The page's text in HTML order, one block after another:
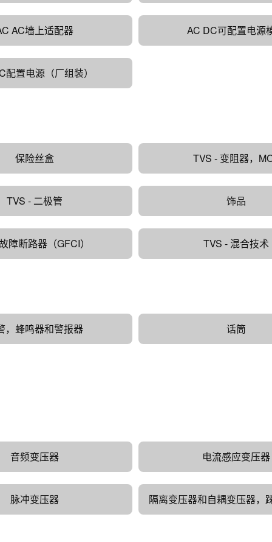
AC墙上适配器 AC DC可配置电源
配置电源（厂组装）
保险丝盒 TVS - 变阻器，
TVS - 二极管 饰品
障断路器（GFCI） TVS - 混合技术
，蜂鸣器和警报器 话筒
音频变压器 电流感应变压器
脉冲变压器 隔离变压器和自耦变压器，